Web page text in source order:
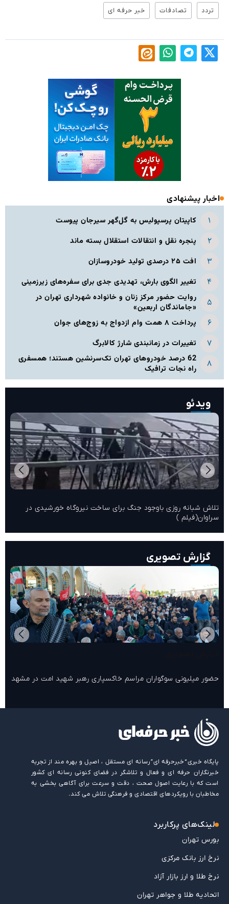
تردد تصادفات خبر حرفه ای
اخبار پیشنهادی
کاپیتان پرسپولیس به گل‌گهر سیرجان پیوست
پنجره‌ نقل و انتقالات استقلال بسته ماند
افت ۲۵ درصدی تولید خودروسازان
تغییر الگوی بارش، تهدیدی جدی برای سفره‌های زیرزمینی
روایت حضور مرکز زنان و خانواده شهرداری تهران در
«جاماندگان اربعین»
پرداخت ۸ همت وام ازدواج به زوج‌های جوان
تغییرات در زمانبندی‌ شارژ کالابرگ
62 درصد خودروهای تهران تک‌سرنشین‌ هستند؛ همسفری
راه نجات ترافیک
ویدئو
تلاش شبانه روزی باوجود جنگ برای ساخت نیروگاه خورشیدی در
سراوان(فیلم )
گزارش تصویری
حضور میلیونی سوگواران مراسم خاکسپاری رهبر شهید امت در مشهد
پایگاه خبری “خبرحرفه ای” رسانه ای مستقل ، اصیل و بهره مند از تجربه
خبرنگاران حرفه ای و فعال و تلاشگر در فضای کنونی رسانه ای کشور
است که با رعایت اصول صحت ، دقت و سرعت برای آگاهی بخشی به
مخاطبان با رویکردهای اقتصادی و فرهنگی تلاش می کند.
لینک‌های پرکاربرد
بورس تهران
نرخ ارز بانک مرکزی
نرخ طلا و ارز بازار آزاد
اتحادیه طلا و جواهر تهران